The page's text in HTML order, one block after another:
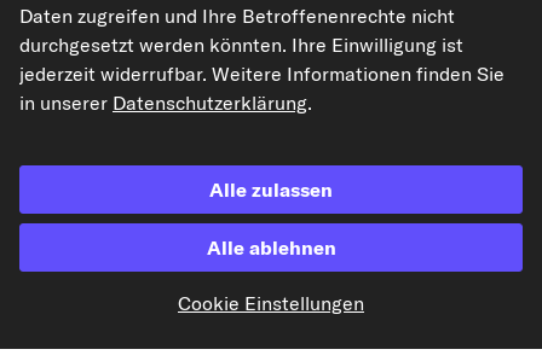
Unsere Versandpartner
carpardoo.nl
Daten zugreifen und Ihre Betroffenenrechte nicht
durchgesetzt werden könnten. Ihre Einwilligung ist
jederzeit widerrufbar. Weitere Informationen finden Sie
in unserer Datenschutzerklärung.
Alle zulassen
Alle ablehnen
Cookie Einstellungen